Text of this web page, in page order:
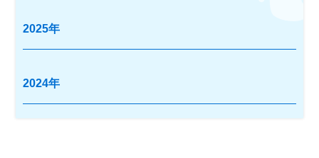
2025年
2024年